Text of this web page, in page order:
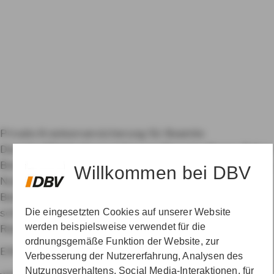
Willkommen bei DBV
Die eingesetzten Cookies auf unserer Website
werden beispielsweise verwendet für die
ordnungsgemäße Funktion der Website, zur
Verbesserung der Nutzererfahrung, Analysen des
Nutzungsverhaltens, Social Media-Interaktionen, für
Private Krankenversicherung für Beamte
Dienstunfähigkeitsversicherung
Berufshaftpflichtversicherung
Datenschutz & Cookies
Nutzungshinweise Impressum Erklärung zur
Barrierefreiheit
schadenservice360° gesundheitsservice360°
Ratgeber Öffentlicher Dienst Kundenportal
EINE MARKE DER AXA GRUPPE
Vertrag